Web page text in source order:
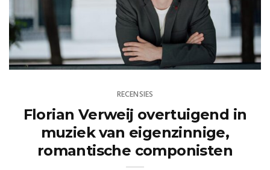
RECENSIES
Florian Verweij overtuigend in
muziek van eigenzinnige,
romantische componisten